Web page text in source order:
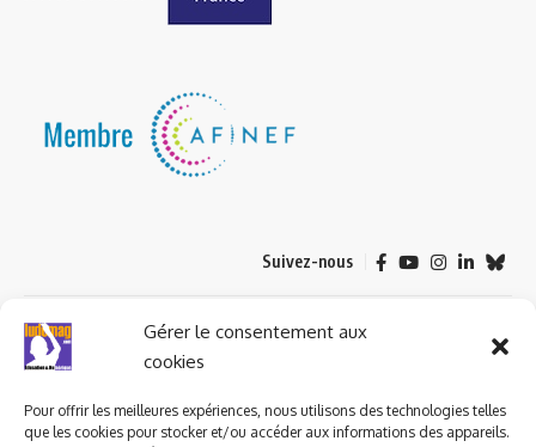
Gérer le consentement aux
cookies
Pour offrir les meilleures expériences, nous utilisons des technologies telles
que les cookies pour stocker et/ou accéder aux informations des appareils.
Suivez-nous
© 2023 ludomag.com édité et géré par WOOMEET SAS, powered by